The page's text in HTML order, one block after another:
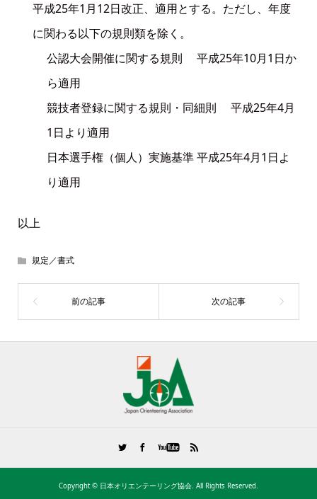
平成25年1月12日改正、適用とする。ただし、年度
に関わる以下の規則類を除く。
公認大会開催に関する規則 平成25年10月1日か
ら適用
競技者登録に関する規則・同細則 平成25年4月
1日より適用
日本選手権（個人）実施基準 平成25年4月1日よ
り適用
以上
規定／書式
Copyright © 日本オリエンテーリング協会. All Rights Reserved.